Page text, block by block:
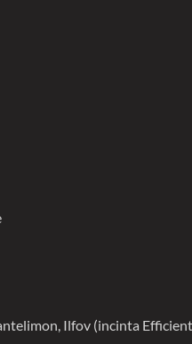
Ilfov (incinta Efficient